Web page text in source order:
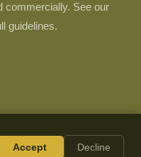
commercially. See our
guidelines.
Accept Decline